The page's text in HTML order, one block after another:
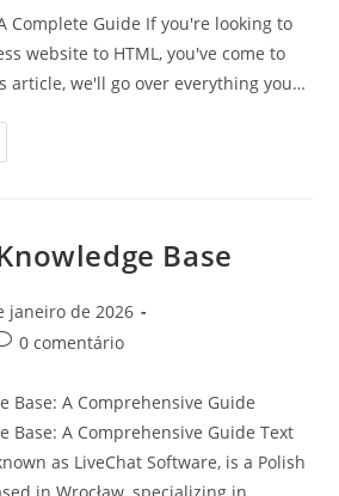
post:Complete Guide If you're looking to
website to HTML, you've come to
article, we'll go over everything you…
Base
janeiro de 2026
post:
0 comentário
Base: A Comprehensive Guide
Base: A Comprehensive Guide Text
as LiveChat Software, is a Polish